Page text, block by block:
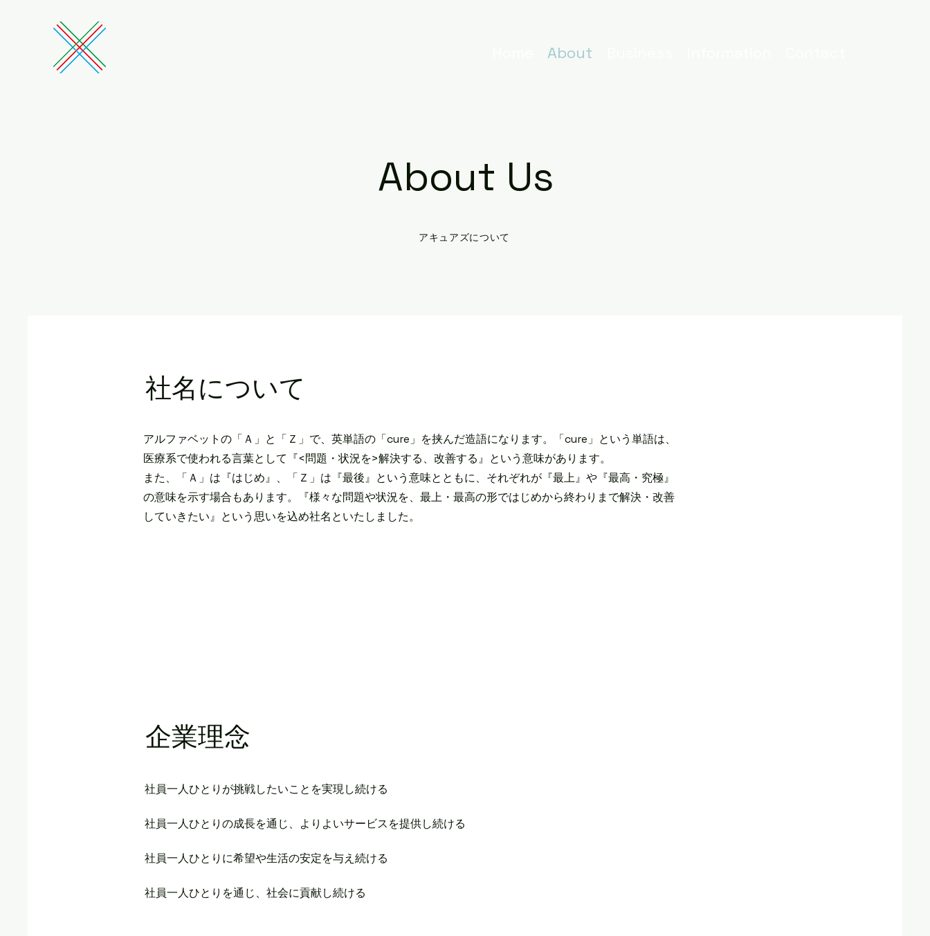
About
About Us
アキュアズについて
​社名について
アルファベットの「Ａ」と「Ｚ」で、英単語の「cure」を挟んだ造語になります。「cure」という単語は、
医療系で使われる言葉として『<問題・状況を>解決する、改善する』という意味があります。
また、「Ａ」は『はじめ』、「Ｚ」は『最後』という意味とともに、それぞれが『最上』や『最高・究極』
の意味を示す場合もあります。『様々な問題や状況を、最上・最高の形ではじめから終わりまで解決・改善
していきたい』という思いを込め社名といたしました。
​企業理念
社員一人ひとりが挑戦したいことを実現し続ける
社員一人ひとりの成長を通じ、よりよいサービスを提供し続ける
社員一人ひとりに希望や生活の安定を与え続ける
​社員一人ひとりを通じ、社会に貢献し続ける